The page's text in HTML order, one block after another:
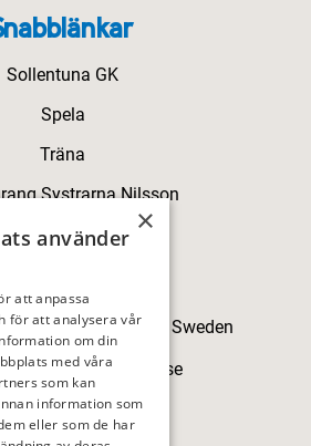
Sollentuna GK
Spela
Träna
Systrarna Nilsson
Kontakt
192 77 Sollentuna, Sweden
08-594 709 90
×
använder
att anpassa
för att analysera vår
om din
med våra
som kan
information som
eller som de har